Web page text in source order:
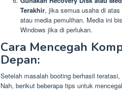
Terakhir, jika semua usaha di
atau media pemulihan. Media ini
Windows jika di perlukan.
Cara Mencegah
Depan:
Setelah masalah booting berhasil
Nah, berikut beberapa tips untuk